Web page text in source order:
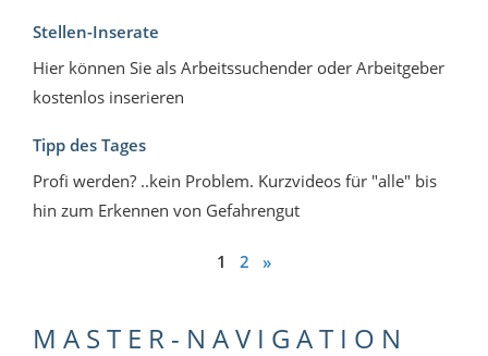
Stellen-Inserate
Hier können Sie als Arbeitssuchender oder Arbeitgeber
kostenlos inserieren
Tipp des Tages
Profi werden? ..kein Problem. Kurzvideos für "alle" bis
hin zum Erkennen von Gefahrengut
1 2 »
M A S T E R - N A V I G A T I O N